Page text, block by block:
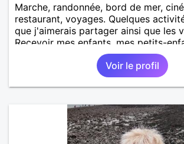
Marche, randonnée, bord de mer,
restaurant, voyages. Quelques
que j'aimerais partager ainsi que les
Recevoir mes enfants, mes petits-
amis. Bénévolat auprès des enfants à
cinéma indépendant... Se rencontrer,
échanger avec une personne de
vie de partage, de tendresse. Les
dehors des sentiers battus me
m'engage à répondre à votre
Voir le profil